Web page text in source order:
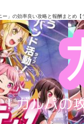
」の効率良い攻略と報酬まとめ【